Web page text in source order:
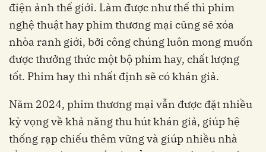
điện ảnh thế giới. Làm được như thế thì phim
nghệ thuật hay phim thương mại cũng sẽ xóa
nhòa ranh giới, bởi công chúng luôn mong muốn
được thưởng thức một bộ phim hay, chất lượng
tốt. Phim hay thì nhất định sẽ có khán giả.
Năm 2024, phim thương mại vẫn được đặt nhiều
kỳ vọng về khả năng thu hút khán giả, giúp hệ
thống rạp chiếu thêm vững và giúp nhiều nhà